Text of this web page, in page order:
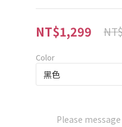
NT$1,299
Color
Please